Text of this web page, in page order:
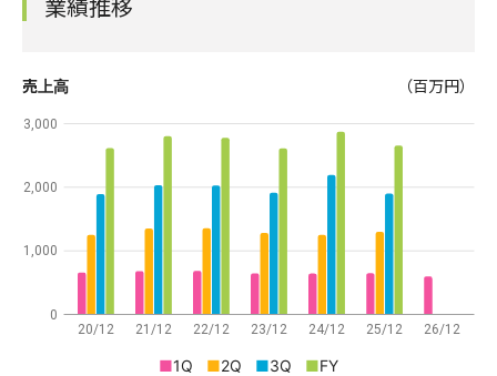
業績推移
売上高 （百万円）
20/12 21/12 22/12 23/12 24/12 25/12 26/12
0
1,000
2,000
3,000
■1Q ■2Q ■3Q ■FY